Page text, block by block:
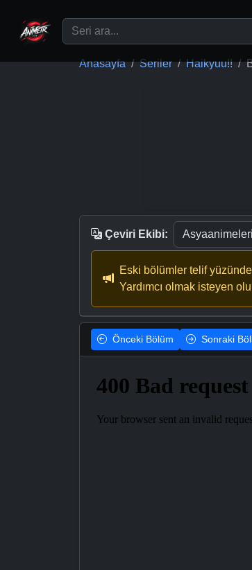
Anasayfa Seriler Haikyuu!!
Çeviri Ekibi:
Eski bölümler telif
Yardımcı olmak isteyen
Önceki Bölüm Sonraki